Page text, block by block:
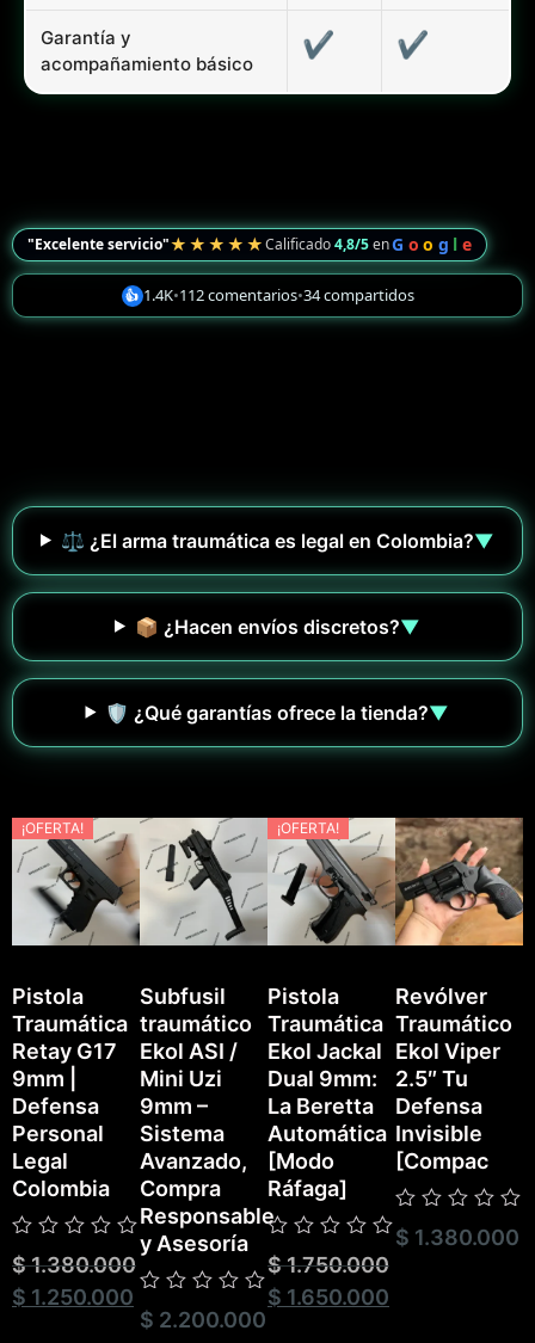
Garantía y
acompañamiento básico
✔ ✔
"Excelente servicio"★★★★★Calificado4,8/5enG o o g l e
👍 1.4K•112 comentarios•34 compartidos
⚖️ ¿El arma traumática es legal en Colombia?▼
📦 ¿Hacen envíos discretos?▼
🛡️ ¿Qué garantías ofrece la tienda?▼
¡OFERTA!
Pistola
Traumática
Retay G17
9mm |
Defensa
Personal
Legal
Colombia
Valorado
con
0
de
$1.380.000
$ 1.250.000
Subfusil
traumático
Ekol ASI /
Mini Uzi
9mm –
Sistema
Avanzado,
Compra
Responsable
y Asesoría
Valorado
con
$ 2.200.000
¡OFERTA!
Pistola
Traumática
Ekol Jackal
Dual 9mm:
La Beretta
Automática
[Modo
Ráfaga]
Valorado
con
0
de
$1.750.000
$ 1.650.000
Revólver
Traumático
Ekol Viper
2.5″ Tu
Defensa
Invisible
[Compac
Valorado
con
$ 1.380.000